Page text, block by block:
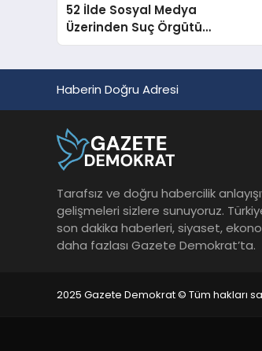
52 İlde Sosyal Medya
Üzerinden Suç Örgütü
Propagandasına Operasyon
Haberin Doğru Adresi
Tarafsız ve doğru habercilik
gelişmeleri sizlere sunuyoruz.
son dakika haberleri, siyaset,
daha fazlası Gazete Demokrat’ta.
2025 Gazete Demokrat © Tüm hakları